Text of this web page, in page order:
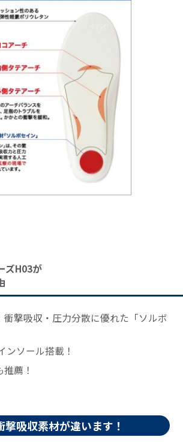
ズH03が
衝撃吸収・圧力分散に優れた「ソルボ
ンソール搭載！
薦！
撃吸収素材が違います！